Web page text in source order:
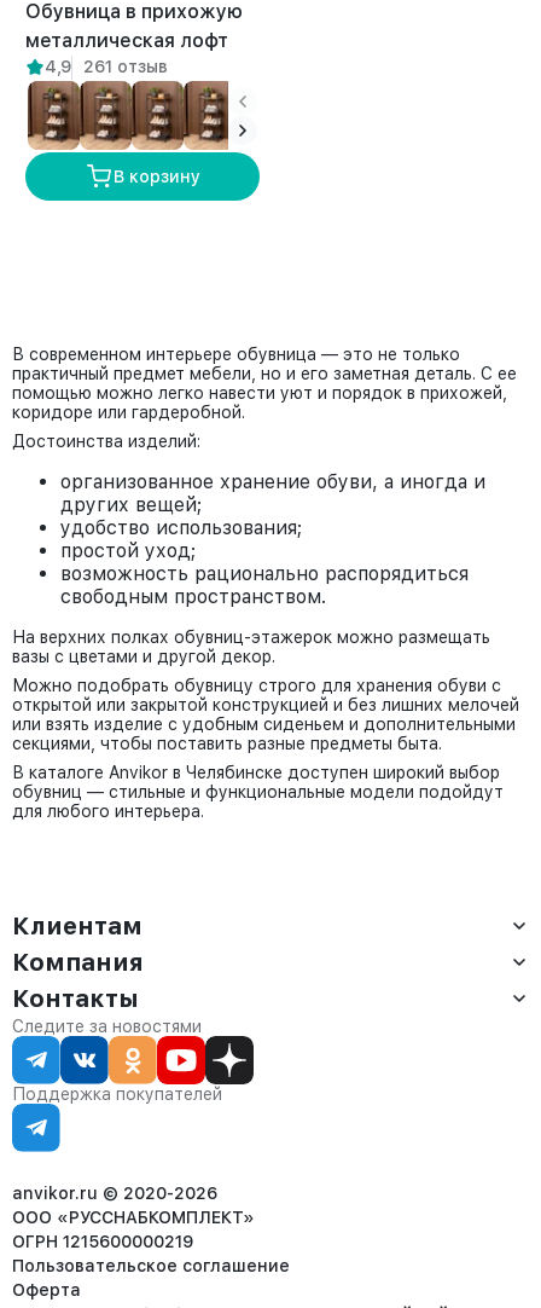
Обувница в прихожую
металлическая лофт
Мильна белый/
амаретто
4,9 261 отзыв
В корзину
В современном интерьере обувница — это не только
практичный предмет мебели, но и его заметная деталь. С ее
помощью можно легко навести уют и порядок в прихожей,
коридоре или гардеробной.
Достоинства изделий:
организованное хранение обуви, а иногда и
других вещей;
удобство использования;
простой уход;
возможность рационально распорядиться
свободным пространством.
На верхних полках обувниц-этажерок можно размещать
вазы с цветами и другой декор.
Можно подобрать обувницу строго для хранения обуви с
открытой или закрытой конструкцией и без лишних мелочей
или взять изделие с удобным сиденьем и дополнительными
секциями, чтобы поставить разные предметы быта.
В каталоге Anvikor в Челябинске доступен широкий выбор
обувниц — стильные и функциональные модели подойдут
для любого интерьера.
Клиентам
Доставка
Оплата
Сервис
Статус заказа
Статьи
Компания
О компании
Контакты
Партнёрам
Контакты
Отдел продаж:
8 (800) 234-22-62
corp@anvikor.ru
Ежедневно, с 7:00-19:00 (МСК)
Отдел рекламации:
8 (953) 455-25-61
Следите за новостями
Поддержка покупателей
anvikor.ru © 2020-2026
ООО «РУССНАБКОМПЛЕКТ»
ОГРН 1215600000219
Пользовательское соглашение
Оферта